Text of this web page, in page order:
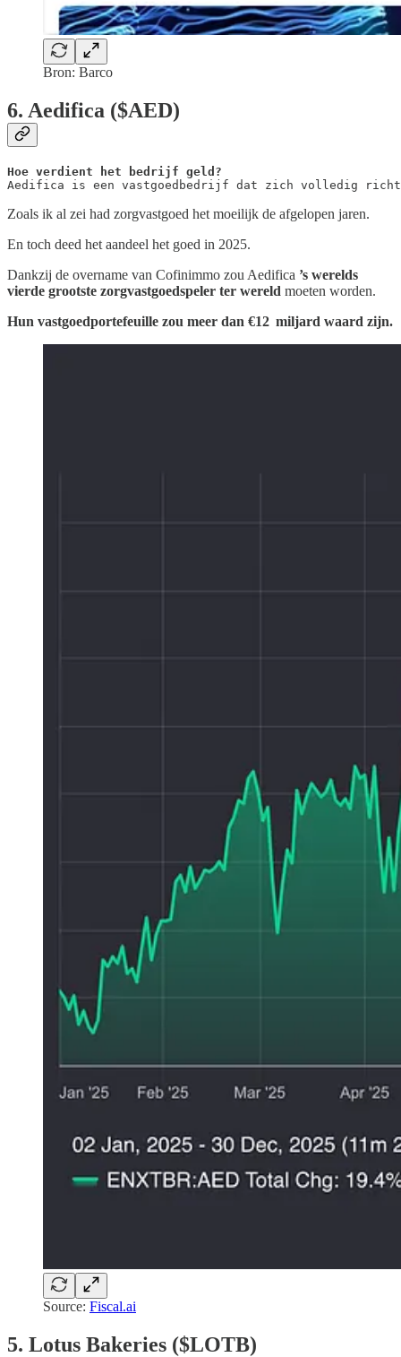
Bron: Barco
6. Aedifica ($AED)
Aedifica is een vastgoedbedrijf dat zich volledig richt
Zoals ik al zei had zorgvastgoed het moeilijk de afgelopen jaren.
En toch deed het aandeel het goed in 2025.
Dankzij de overname van Cofinimmo zou Aedifica ’s werelds
vierde grootste zorgvastgoedspeler ter wereld moeten worden.
Hun vastgoedportefeuille zou meer dan €12 miljard waard zijn.
Source: Fiscal.ai
5. Lotus Bakeries ($LOTB)